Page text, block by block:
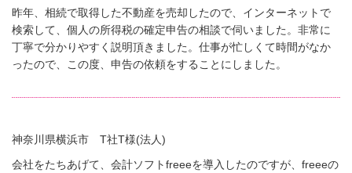
昨年、相続で取得した不動産を売却したので、インターネットで
検索して、個人の所得税の確定申告の相談で伺いました。非常に
丁寧で分かりやすく説明頂きました。仕事が忙しくて時間がなか
ったので、この度、申告の依頼をすることにしました。
神奈川県横浜市 T社T様(法人)
会社をたちあげて、会計ソフトfreeeを導入したのですが、freeeの